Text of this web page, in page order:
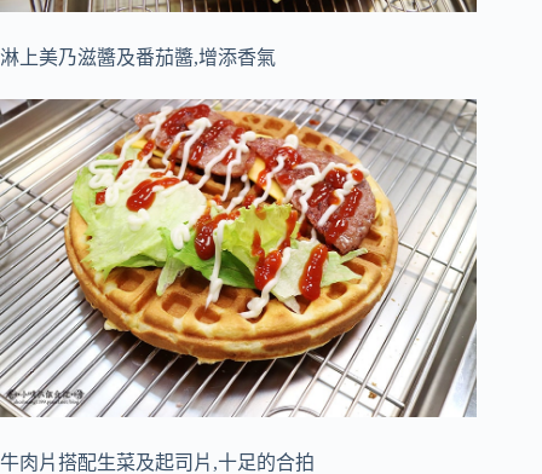
淋上美乃滋醬及番茄醬,增添香氣
牛肉片搭配生菜及起司片,十足的合拍